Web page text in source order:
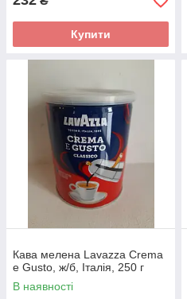
Купити
Кава мелена Lavazza Crema
e Gusto, ж/б, Італія, 250 г
В наявності